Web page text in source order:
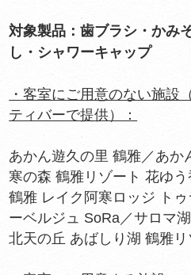
対象製品：歯ブラシ・かみ
し・シャワーキャップ
・客室にご用意のない施設
ティバーで提供）：
あかん遊久の里 鶴雅／あか
寒の森 鶴雅リゾート 花ゆう
鶴雅 レイク阿寒ロッジ ト
ーベルジュ SoRa／サロマ
北天の丘 あばしり湖 鶴雅リ